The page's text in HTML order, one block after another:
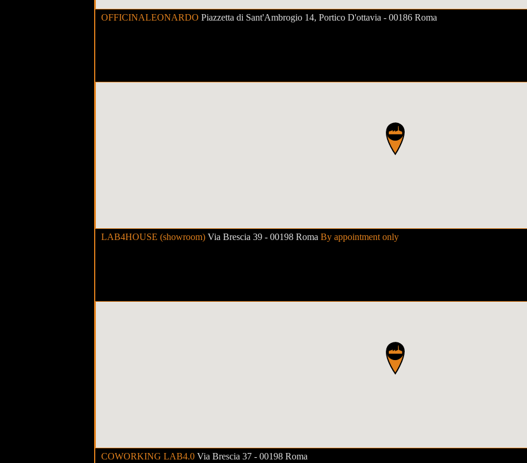
OFFICINALEONARDO Piazzetta di Sant'Ambrogio 14, Portico D'ottavia - 00186 Roma
LAB4HOUSE (showroom) Via Brescia 39 - 00198 Roma By appointment only
COWORKING LAB4.0 Via Brescia 37 - 00198 Roma